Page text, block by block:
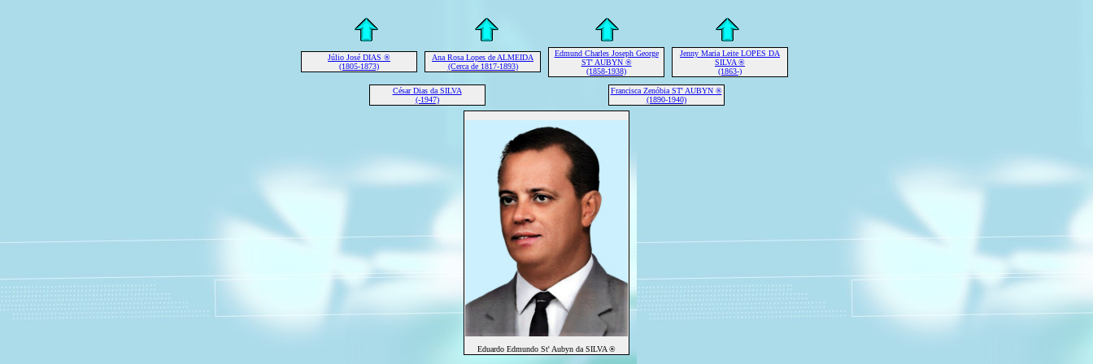
Júlio José DIAS ®
(1805-1873)
Ana Rosa Lopes de ALMEIDA
(Cerca de 1817-1893)
Edmund Charles Joseph George
ST' AUBYN ®
(1858-1938)
Jenny Maria Leite LOPES DA
SILVA ®
(1863-)
César Dias da SILVA
(-1947)
Francisca Zenóbia ST' AUBYN ®
(1890-1940)
Eduardo Edmundo St' Aubyn da SILVA ®